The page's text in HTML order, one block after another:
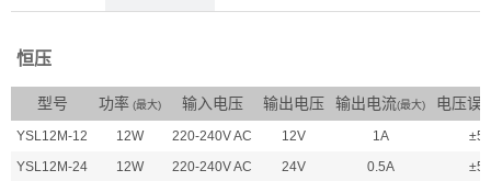
恒压
型号 功率 (最大) 输入电压 输出电压 输出电流(最大) 电压误
YSL12M-12 12W 220-240V AC 12V 1A
YSL12M-24
12W 220-240V AC 24V 0.5A